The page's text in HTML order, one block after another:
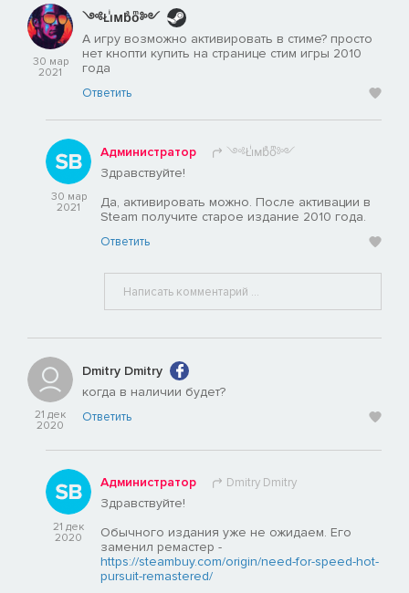
30 мар
2021
༺Łiͥᴍbͣoͫ༻
А игру возможно активировать в стиме? просто
нет кнопти купить на странице стим игры 2010
года
Ответить
30 мар
2021
Администратор ༺Łiͥᴍbͣoͫ༻
Здравствуйте!
Да, активировать можно. После активации в
Steam получите старое издание 2010 года.
Ответить
21 дек
2020
Dmitry Dmitry
когда в наличии будет?
Ответить
21 дек
2020
Администратор Dmitry Dmitry
Здравствуйте!
Обычного издания уже не ожидаем. Его
заменил ремастер -
https://steambuy.com/origin/need-for-speed-hot-
pursuit-remastered/